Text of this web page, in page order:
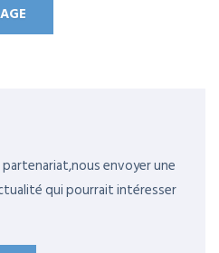
envoyer une
qui pourrait intéresser